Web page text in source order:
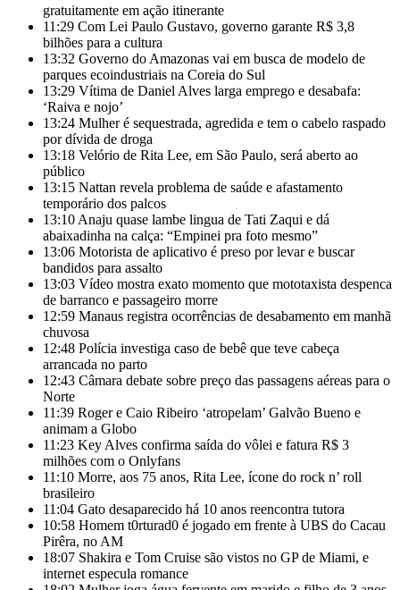
gratuitamente em ação itinerante
11:29 Com Lei Paulo Gustavo, governo garante R$ 3,8
bilhões para a cultura
13:32 Governo do Amazonas vai em busca de modelo de
parques ecoindustriais na Coreia do Sul
13:29 Vítima de Daniel Alves larga emprego e desabafa:
‘Raiva e nojo’
13:24 Mulher é sequestrada, agredida e tem o cabelo raspado
por dívida de droga
13:18 Velório de Rita Lee, em São Paulo, será aberto ao
público
13:15 Nattan revela problema de saúde e afastamento
temporário dos palcos
13:10 Anaju quase lambe lingua de Tati Zaqui e dá
abaixadinha na calça: “Empinei pra foto mesmo”
13:06 Motorista de aplicativo é preso por levar e buscar
bandidos para assalto
13:03 Vídeo mostra exato momento que mototaxista despenca
de barranco e passageiro morre
12:59 Manaus registra ocorrências de desabamento em manhã
chuvosa
12:48 Polícia investiga caso de bebê que teve cabeça
arrancada no parto
12:43 Câmara debate sobre preço das passagens aéreas para o
Norte
11:39 Roger e Caio Ribeiro ‘atropelam’ Galvão Bueno e
animam a Globo
11:23 Key Alves confirma saída do vôlei e fatura R$ 3
milhões com o Onlyfans
11:10 Morre, aos 75 anos, Rita Lee, ícone do rock n’ roll
brasileiro
11:04 Gato desaparecido há 10 anos reencontra tutora
10:58 Homem t0rturad0 é jogado em frente à UBS do Cacau
Pirêra, no AM
18:07 Shakira e Tom Cruise são vistos no GP de Miami, e
internet especula romance